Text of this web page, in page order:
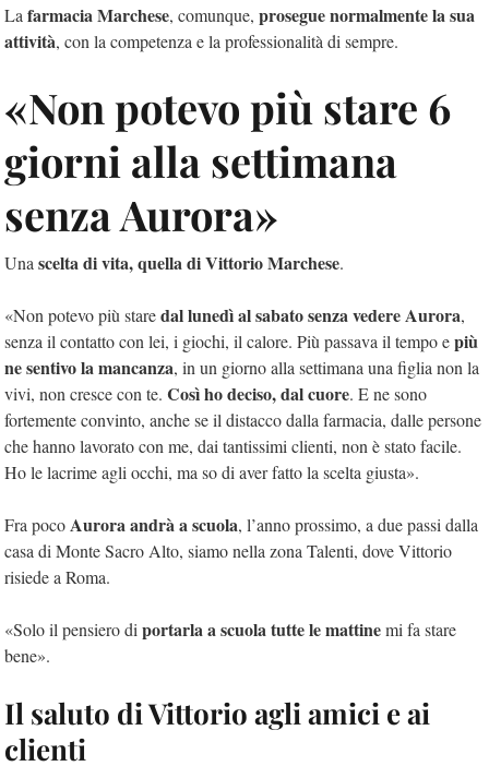
La farmacia Marchese, comunque, prosegue normalmente la sua
attività, con la competenza e la professionalità di sempre.
«Non potevo più stare 6
giorni alla settimana
senza Aurora»
Una scelta di vita, quella di Vittorio Marchese.
«Non potevo più staredal lunedì al sabato senza vedere Aurora,
senza il contatto con lei, i giochi, il calore. Più passava il tempo epiù
ne sentivo la mancanza, in un giorno alla settimana una figlia non la
vivi, non cresce con te. Così ho deciso, dal cuore. E ne sono
fortemente convinto, anche se il distacco dalla farmacia, dalle persone
che hanno lavorato con me, dai tantissimi clienti, non è stato facile.
Ho le lacrime agli occhi, ma so di aver fatto la scelta giusta».
Fra pocoAurora andrà a scuola, l’anno prossimo, a due passi dalla
casa di Monte Sacro Alto, siamo nella zona Talenti, dove Vittorio
risiede a Roma.
«Solo il pensiero di portarla a scuola tutte le mattinemi fa stare
bene».
Il saluto di Vittorio agli amici e ai
clienti